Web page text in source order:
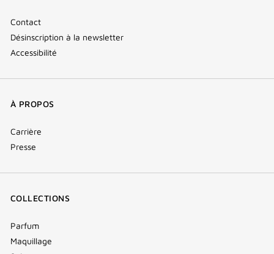
Contact
Désinscription à la newsletter
Accessibilité
À PROPOS
Carrière
Presse
COLLECTIONS
Parfum
Maquillage